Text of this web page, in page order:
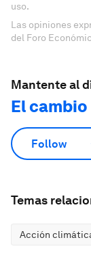
uso.
Las opiniones
del Foro
Mantente al
El
Follow
Temas
Acción